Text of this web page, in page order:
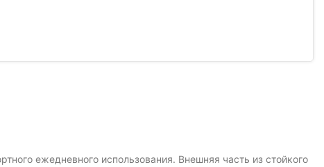
ежедневного использования. Внешняя часть из стойкого